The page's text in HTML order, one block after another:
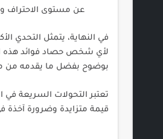
عن مستوى الاحتراف
في النهاية، يتمثل التحدي
لأي شخص حصاد فوائد هذه
بوضوح بفضل ما يقدمه من
تعتبر التحولات السريعة في
قيمة متزايدة وضرورة آخذة